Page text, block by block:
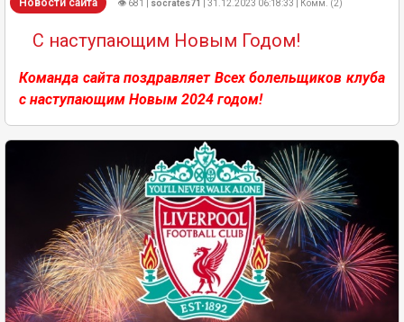
Новости сайта 👁 681 | socrates71 | 31.12.2023 06:18:33 | Комм. (2)
С наступающим Новым Годом!
Команда сайта поздравляет Всех болельщиков клуба
с наступающим Новым 2024 годом!